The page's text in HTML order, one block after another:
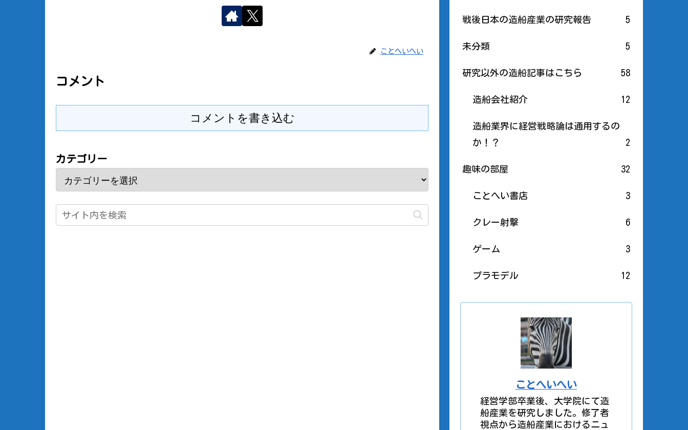
ことへいへい
コメント
コメントを書き込む
カテゴリー
戦後日本の造船産業の研究報告 5
未分類 5
研究以外の造船記事はこちら 58
造船会社紹介 12
造船業界に経営戦略論は通用するの
か！？
2
趣味の部屋 32
ことへい書店 3
クレー射撃 6
ゲーム 3
プラモデル 12
ことへいへい
経営学部卒業後、大学院にて造
船産業を研究しました。修了者
視点から造船産業におけるニュ